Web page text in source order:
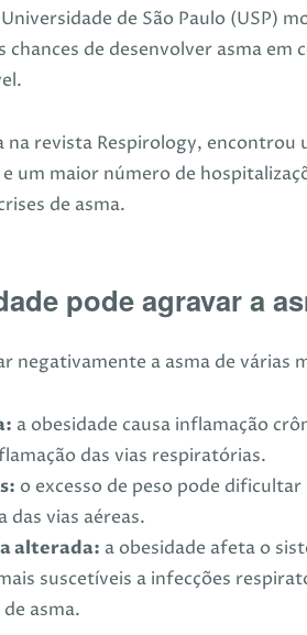
de São Paulo (USP)
chances de desenvolver asma em
revista Respirology, encontrou
um maior número de
de asma.
pode agravar a
negativamente a asma de várias
a obesidade causa inflamação
das vias respiratórias.
o excesso de peso pode dificultar
das vias aéreas.
alterada: a obesidade afeta o
suscetíveis a infecções
asma.